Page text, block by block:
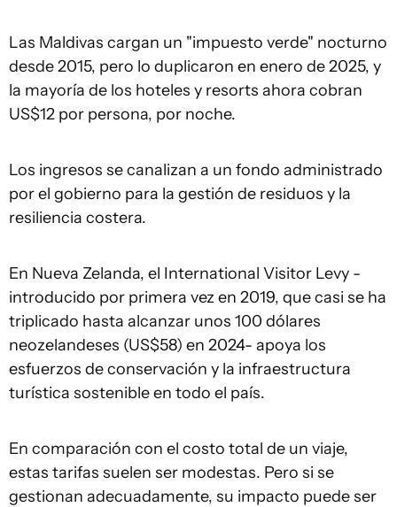
Las Maldivas cargan un "impuesto verde" nocturno
desde 2015, pero lo duplicaron en enero de 2025, y
la mayoría de los hoteles y resorts ahora cobran
US$12 por persona, por noche.
Los ingresos se canalizan a un fondo administrado
por el gobierno para la gestión de residuos y la
resiliencia costera.
En Nueva Zelanda, el International Visitor Levy -
introducido por primera vez en 2019, que casi se ha
triplicado hasta alcanzar unos 100 dólares
neozelandeses (US$58) en 2024- apoya los
esfuerzos de conservación y la infraestructura
turística sostenible en todo el país.
En comparación con el costo total de un viaje,
estas tarifas suelen ser modestas. Pero si se
gestionan adecuadamente, su impacto puede ser